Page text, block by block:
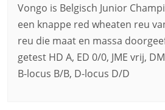
Vongo is Belgisch Junior
een knappe red wheaten reu
reu die maat en massa
getest HD A, ED 0/0, JME vrij,
B-locus B/B, D-locus D/D